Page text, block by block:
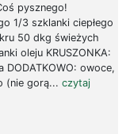
pysznego!
1/3 szklanki ciepłego
50 dkg świeżych
oleju KRUSZONKA:
DODATKOWO: owoce,
(nie gorą... czytaj